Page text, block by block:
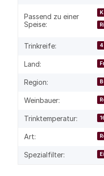
Passend zu einer
Speise:
Trinkreife:
Land:
Region:
Weinbauer:
Trinktemperatur:
Art:
Spezialfilter: